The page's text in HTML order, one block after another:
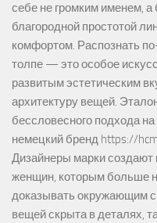
себе не громким именем,
благородной простотой
комфортом. Распознать
толпе — это особое
развитым эстетическим
архитектуру вещей.
бессловесного подхода
немецкий бренд https://
Дизайнеры марки
женщин, которым больше
доказывать окружающим
вещей скрыта в деталях,